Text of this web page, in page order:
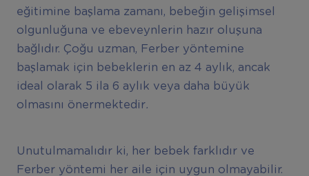
eğitimine başlama zamanı, bebeğin gelişimsel
olgunluğuna ve ebeveynlerin hazır oluşuna
bağlıdır. Çoğu uzman, Ferber yöntemine
başlamak için bebeklerin en az 4 aylık, ancak
ideal olarak 5 ila 6 aylık veya daha büyük
olmasını önermektedir.
Unutulmamalıdır ki, her bebek farklıdır ve
Ferber yöntemi her aile için uygun olmayabilir.